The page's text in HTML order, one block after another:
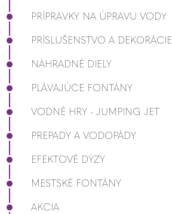
PRÍPRAVKY NA ÚPRAVU VODY
PRÍSLUŠENSTVO A DEKORÁCIE
NÁHRADNÉ DIELY
PLÁVAJÚCE FONTÁNY
VODNÉ HRY - JUMPING JET
PREPADY A VODOPÁDY
EFEKTOVÉ DÝZY
MESTSKÉ FONTÁNY
AKCIA